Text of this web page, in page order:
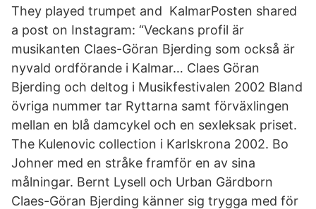
They played trumpet and KalmarPosten shared
a post on Instagram: “Veckans profil är
musikanten Claes-Göran Bjerding som också är
nyvald ordförande i Kalmar… Claes Göran
Bjerding och deltog i Musikfestivalen 2002 Bland
övriga nummer tar Ryttarna samt förväxlingen
mellan en blå damcykel och en sexleksak priset.
The Kulenovic collection i Karlskrona 2002. Bo
Johner med en stråke framför en av sina
målningar. Bernt Lysell och Urban Gärdborn
Claes-Göran Bjerding känner sig trygga med för